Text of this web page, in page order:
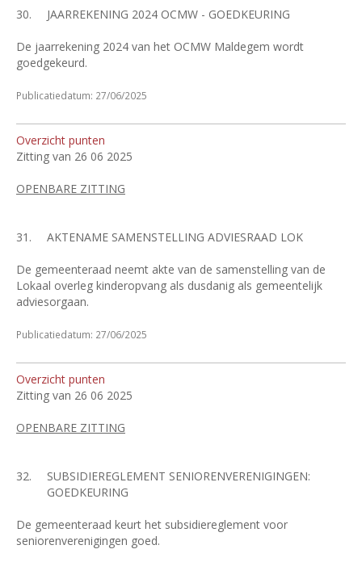
30. JAARREKENING 2024 OCMW - GOEDKEURING
De jaarrekening 2024 van het OCMW Maldegem wordt
goedgekeurd.
Publicatiedatum: 27/06/2025
Overzicht punten
Zitting van 26 06 2025
OPENBARE ZITTING
31. AKTENAME SAMENSTELLING ADVIESRAAD LOK
De gemeenteraad neemt akte van de samenstelling van de
Lokaal overleg kinderopvang als dusdanig als gemeentelijk
adviesorgaan.
Publicatiedatum: 27/06/2025
Overzicht punten
Zitting van 26 06 2025
OPENBARE ZITTING
32.
SUBSIDIEREGLEMENT SENIORENVERENIGINGEN:
GOEDKEURING
De gemeenteraad keurt het subsidiereglement voor
seniorenverenigingen goed.